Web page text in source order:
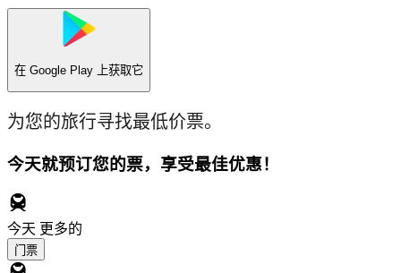
在 Google Play 上获取它
为您的旅行寻找最低价票。
今天就预订您的票，享受最佳优惠！
今天 更多的
门票